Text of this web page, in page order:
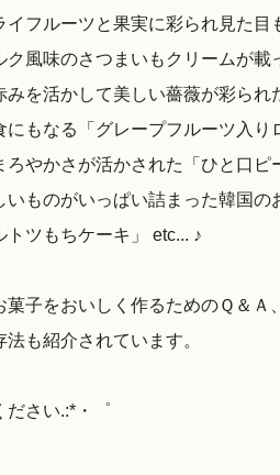
イフルーツと果実に彩られ見た目
ク風味のさつまいもクリームが載
みを活かして美しい薔薇が彩られ
にもなる「グレープフルーツ入り
やかさが活かされた「ひと口ピ
いものがいっぱい詰まった韓国
トツもちケーキ」 etc... ♪
菓子をおいしく作るためのＱ＆
法も紹介されています。
ださい.:*・゜